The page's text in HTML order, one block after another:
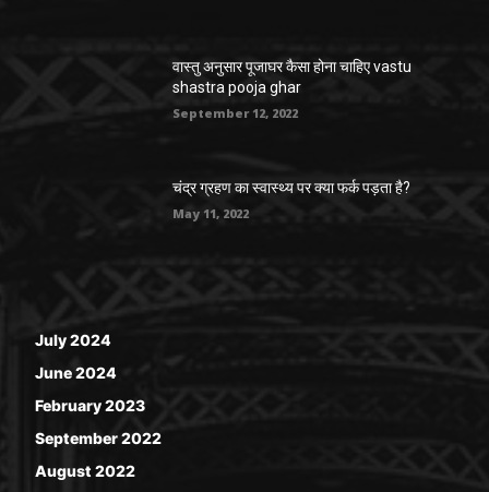
वास्तु अनुसार पूजाघर कैसा होना चाहिए vastu
shastra pooja ghar
September 12, 2022
चंद्र ग्रहण का स्वास्थ्य पर क्या फर्क पड़ता है?
May 11, 2022
July 2024
June 2024
February 2023
September 2022
August 2022